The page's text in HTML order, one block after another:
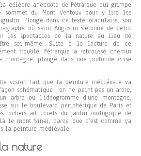
célèbre anecdote de Pétrarque qui grimpe
sommet du Mont Ventoux pour y lire les
Plongé dans ce texte oraculaire, son
où saint Augustin s’étonne de celui
les spectacles de la nature au lieu de
soi-même. Suite à la lecture de ce
troublé, Pétrarque a rebroussé chemin
montagne, plongé dans une profonde crise
vision fait que la peinture médiévale va
schématique : on ne peint pas un arbre,
arbre ou l’idéogramme d’une montagne.
sur le boulevard périphérique de Paris et
rochers artificiels du jardin zoologique de
le mont Sinaï, parce que c’est comme ça
la peinture médiévale.
nature